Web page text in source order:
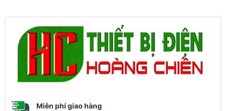
Miễn phí giao hàng